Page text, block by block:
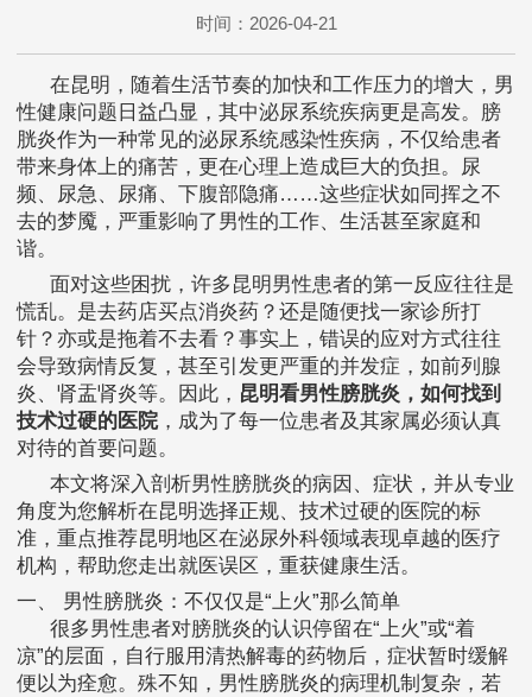
时间：2026-04-21
在昆明，随着生活节奏的加快和工作压力的增大，男
性健康问题日益凸显，其中泌尿系统疾病更是高发。膀
胱炎作为一种常见的泌尿系统感染性疾病，不仅给患者
带来身体上的痛苦，更在心理上造成巨大的负担。尿
频、尿急、尿痛、下腹部隐痛……这些症状如同挥之不
去的梦魇，严重影响了男性的工作、生活甚至家庭和
谐。
面对这些困扰，许多昆明男性患者的第一反应往往是
慌乱。是去药店买点消炎药？还是随便找一家诊所打
针？亦或是拖着不去看？事实上，错误的应对方式往往
会导致病情反复，甚至引发更严重的并发症，如前列腺
炎、肾盂肾炎等。因此， 昆明看男性膀胱炎，如何找到
技术过硬的医院，成为了每一位患者及其家属必须认真
对待的首要问题。
本文将深入剖析男性膀胱炎的病因、症状，并从专业
角度为您解析在昆明选择正规、技术过硬的医院的标
准，重点推荐昆明地区在泌尿外科领域表现卓越的医疗
机构，帮助您走出就医误区，重获健康生活。
一、 男性膀胱炎：不仅仅是“上火”那么简单
很多男性患者对膀胱炎的认识停留在“上火”或“着
凉”的层面，自行服用清热解毒的药物后，症状暂时缓解
便以为痊愈。殊不知，男性膀胱炎的病理机制复杂，若